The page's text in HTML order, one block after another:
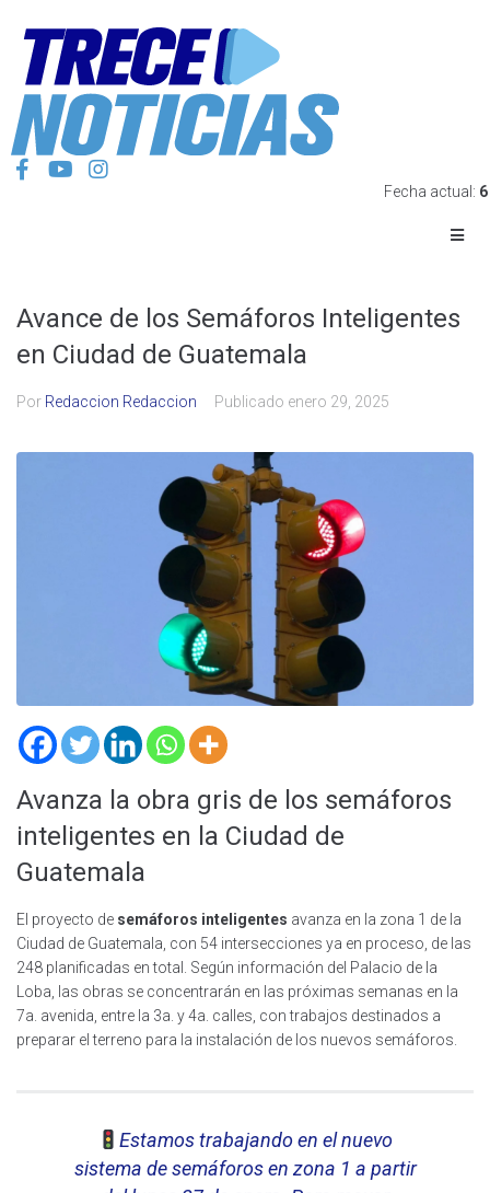
Fecha actual:
Avance de los Semáforos Inteligentes
en Ciudad de Guatemala
Por Redaccion Redaccion Publicado enero 29, 2025
Avanza la obra gris de los semáforos
inteligentes en la Ciudad de
Guatemala
El proyecto de semáforos inteligentes avanza en la zona 1 de la
Ciudad de Guatemala, con 54 intersecciones ya en proceso, de las
248 planificadas en total. Según información del Palacio de la
Loba, las obras se concentrarán en las próximas semanas en la
7a. avenida, entre la 3a. y 4a. calles, con trabajos destinados a
preparar el terreno para la instalación de los nuevos semáforos.
Estamos trabajando en el nuevo
sistema de semáforos en zona 1 a partir